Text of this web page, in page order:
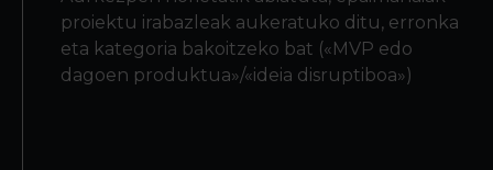
proiektu irabazleak aukeratuko ditu, erronka
eta kategoria bakoitzeko bat («MVP edo
dagoen produktua»/«ideia disruptiboa»)